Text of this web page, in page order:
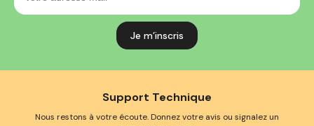
mail
Support Technique
Nous restons à votre écoute. Donnez votre avis ou signalez un